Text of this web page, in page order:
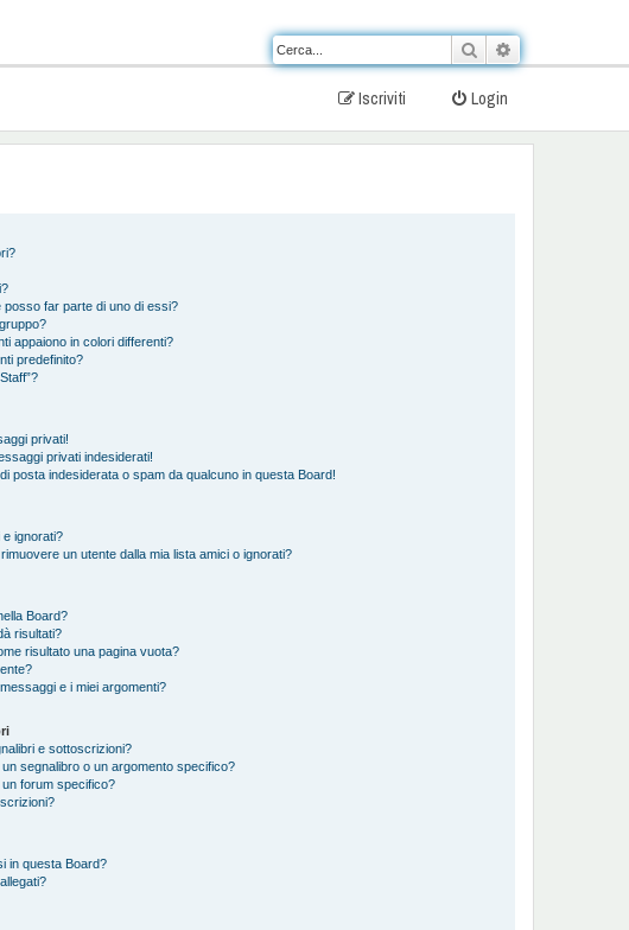
Cerca
Login
Iscriviti
far parte di uno di essi?
appaiono in colori differenti?
predefinito?
privati!
privati indesiderati!
posta indesiderata o spam da qualcuno in questa Board!
e ignorati?
un utente dalla mia lista amici o ignorati?
Board?
risultati?
risultato una pagina vuota?
e i miei argomenti?
e sottoscrizioni?
segnalibro o un argomento specifico?
forum specifico?
in questa Board?